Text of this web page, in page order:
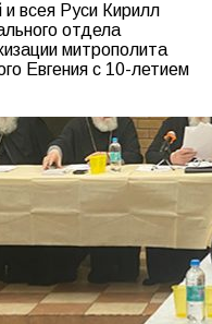
всея Руси Кирилл
отдела
митрополита
Евгения с 10-летием